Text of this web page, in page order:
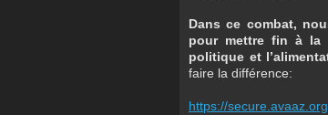
Dans ce combat,
pour mettre fin à la
politique et
faire la différence:
https://